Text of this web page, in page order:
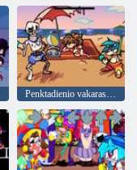
Penktadienio vakaras „Funkin“ prieš Steveną Skully